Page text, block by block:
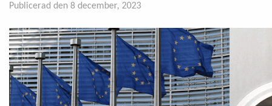
Publicerad den 8 december, 2023